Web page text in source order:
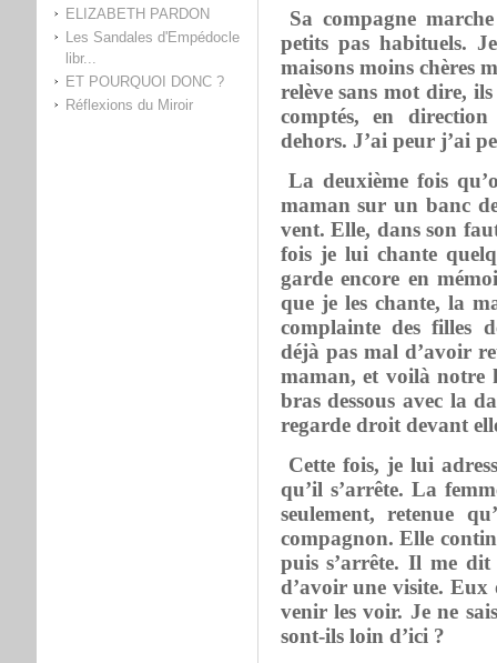
ELIZABETH PARDON
Les Sandales d'Empédocle
libr...
ET POURQUOI DONC ?
Réflexions du Miroir
Sa compagne
petits pas habituels.
maisons moins chères
relève sans mot dire,
comptés, en
dehors. J’ai peur j’ai
La deuxième fois
maman sur un banc
vent. Elle, dans son
fois je lui chante
garde encore en
que je les chante, la
complainte des filles
déjà pas mal d’avoir
maman, et voilà notre
bras dessous avec la
regarde droit devant
Cette fois, je lui
qu’il s’arrête. La
seulement, retenue
compagnon. Elle
puis s’arrête. Il me
d’avoir une visite.
venir les voir. Je ne
sont-ils loin d’ici ?